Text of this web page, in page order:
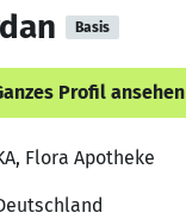
Basis
Profil ansehen
Flora Apotheke